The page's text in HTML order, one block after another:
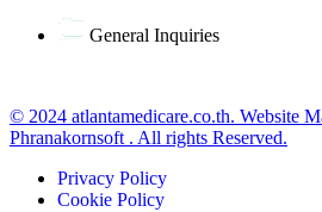
General Inquiries
© 2024 atlantamedicare.co.th. Website
Phranakornsoft . All rights Reserved.
Privacy Policy
Cookie Policy